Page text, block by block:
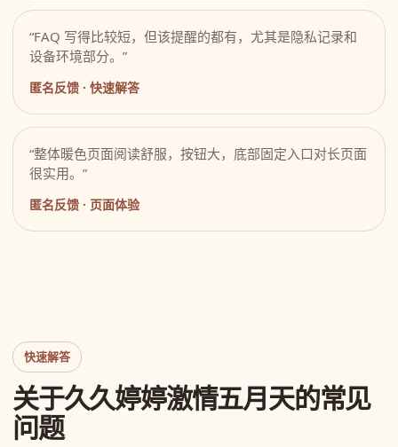
“FAQ 写得比较短，但该提醒的都有，尤其是隐私记录和
设备环境部分。”
匿名反馈 · 快速解答
“整体暖色页面阅读舒服，按钮大，底部固定入口对长页面
很实用。”
匿名反馈 · 页面体验
快速解答
关于久久婷婷激情五月天的常见
问题